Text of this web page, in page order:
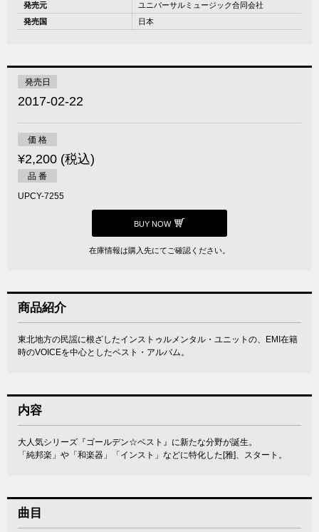
発売元
ユニバーサルミュージック合同会社
発売国
日本
発売日
2017-02-22
価 格
¥2,200 (税込)
品 番
UPCY-7255
BUY NOW
在庫情報は購入先にてご確認ください。
商品紹介
東北地方の民謡に根ざしたインストゥルメンタル・ユニットの、EMI在籍
時のVOICEを中心としたベスト・アルバム。
内容
大人気シリーズ『ゴールデン☆ベスト』に新たな分野が誕生。
「純邦楽」や「和楽器」「インスト」などに特化した[雅]、スタート。
曲目